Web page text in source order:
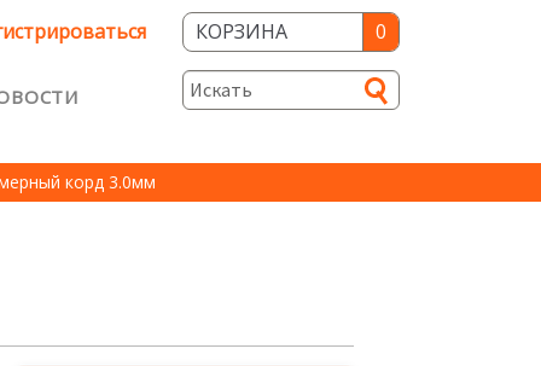
КОРЗИНА 0
корд 3.0мм